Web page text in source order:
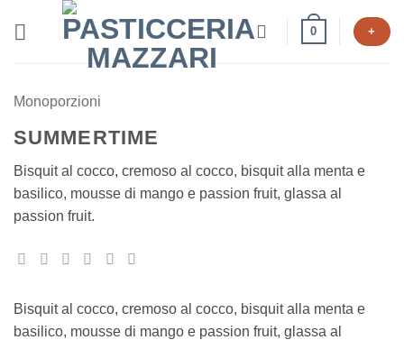
0 +
Monoporzioni
SUMMERTIME
Bisquit al cocco, cremoso al cocco, bisquit alla menta e
basilico, mousse di mango e passion fruit, glassa al
passion fruit.
Bisquit al cocco, cremoso al cocco, bisquit alla menta e
basilico, mousse di mango e passion fruit, glassa al